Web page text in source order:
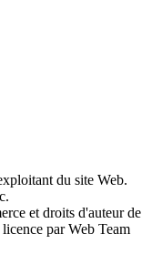
du site Web.
et droits d'auteur de
par Web Team